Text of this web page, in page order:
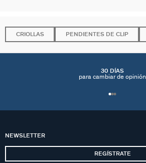
CRIOLLAS PENDIENTES DE CLIP
30 DÍAS
para cambiar de opinión
NEWSLETTER
REGÍSTRATE